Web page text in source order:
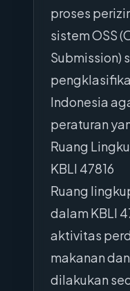
proses
sistem OSS
Submission)
Indonesia
peraturan
Ruang
KBLI 47816
Ruang
dalam KBLI
aktivitas
makanan
dilakukan